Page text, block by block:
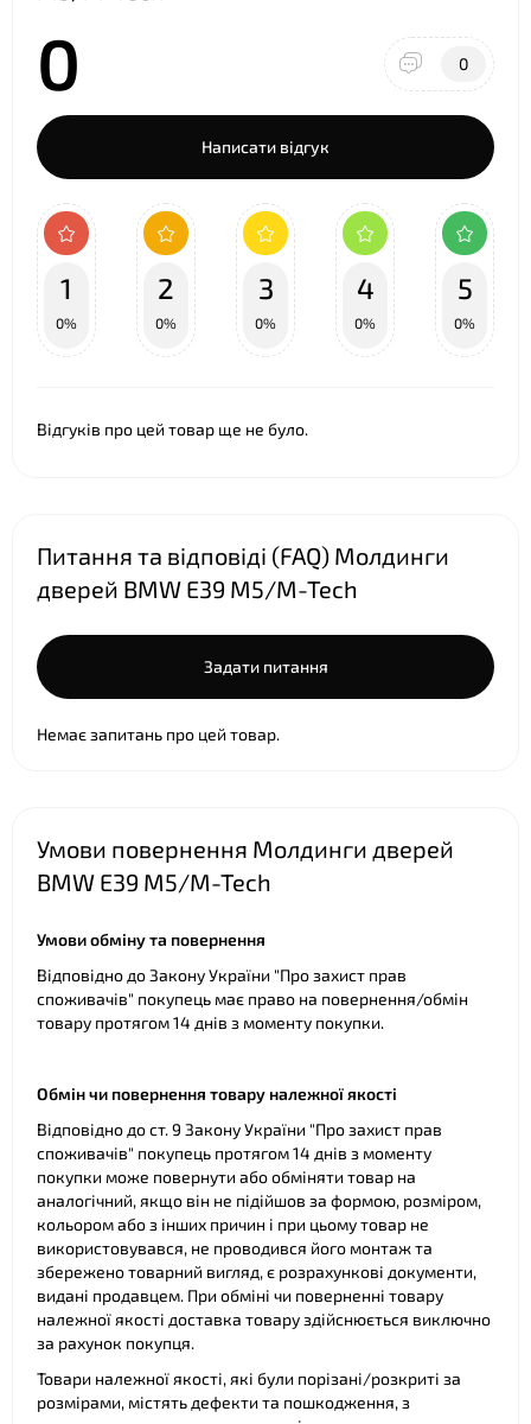
0 0
Написати відгук
1
0%
2
0%
3
0%
4
0%
5
0%
Відгуків про цей товар ще не було.
Питання та відповіді (FAQ) Молдинги
дверей BMW E39 M5/M-Tech
Задати питання
Немає запитань про цей товар.
Умови повернення Молдинги дверей
BMW E39 M5/M-Tech
Умови обміну та повернення
Відповідно до Закону України "Про захист прав
споживачів" покупець має право на повернення/обмін
товару протягом 14 днів з моменту покупки.
Обмін чи повернення товару належної якості
Відповідно до ст. 9 Закону України "Про захист прав
споживачів" покупець протягом 14 днів з моменту
покупки може повернути або обміняти товар на
аналогічний, якщо він не підійшов за формою, розміром,
кольором або з інших причин і при цьому товар не
використовувався, не проводився його монтаж та
збережено товарний вигляд, є розрахункові документи,
видані продавцем. При обміні чи поверненні товару
належної якості доставка товару здійснюється виключно
за рахунок покупця.
Товари належної якості, які були порізані/розкриті за
розмірами, містять дефекти та пошкодження, з